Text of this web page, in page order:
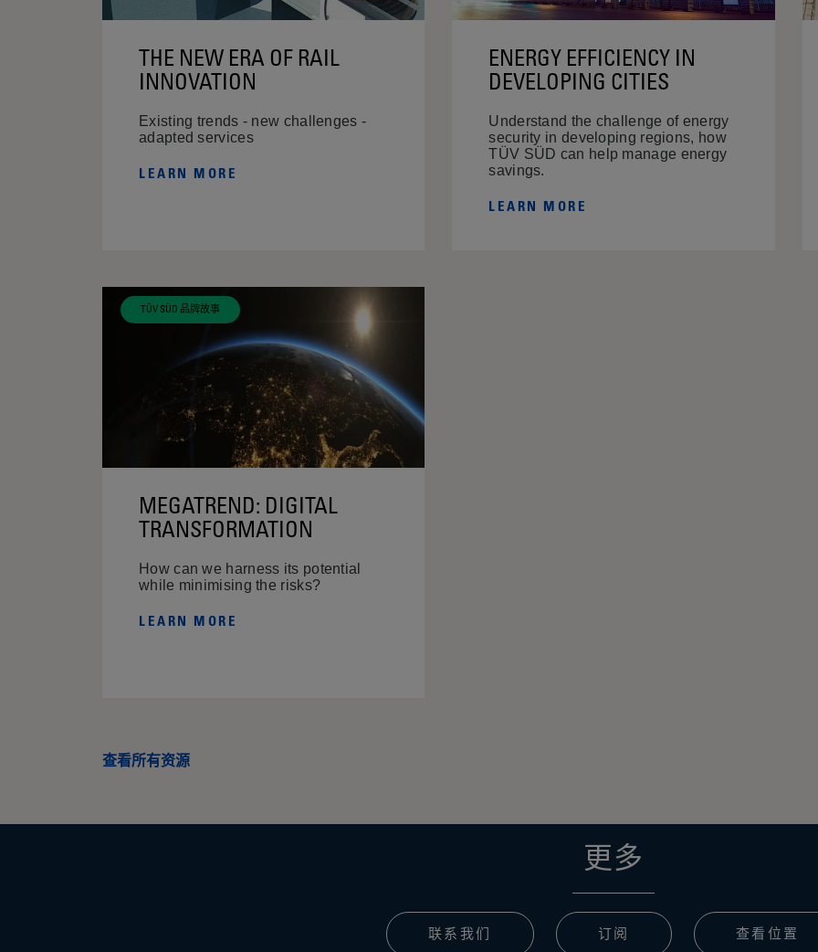
THE NEW ERA OF RAIL
INNOVATION
Existing trends - new challenges -
adapted services
LEARN MORE
ENERGY EFFICIENCY IN
DEVELOPING CITIES
Understand the challenge of energy
security in developing regions, how
TÜV SÜD can help manage energy
savings.
LEARN MORE
TÜV SÜD 品牌故事
MEGATREND: DIGITAL
TRANSFORMATION
How can we harness its potential
while minimising the risks?
LEARN MORE
查看所有资源
更多
联系我们 订阅 查看位置